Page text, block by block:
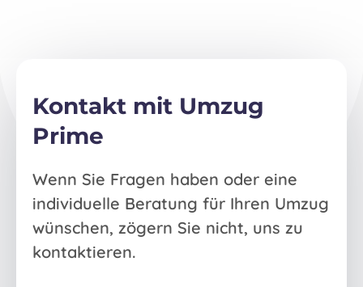
Kontakt mit Umzug
Prime
Wenn Sie Fragen haben oder eine
individuelle Beratung für Ihren Umzug
wünschen, zögern Sie nicht, uns zu
kontaktieren.